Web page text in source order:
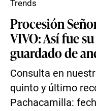
Procesión
VIVO: Así fue
guardado de
Consulta en
quinto y último
Pachacamilla:
Trends